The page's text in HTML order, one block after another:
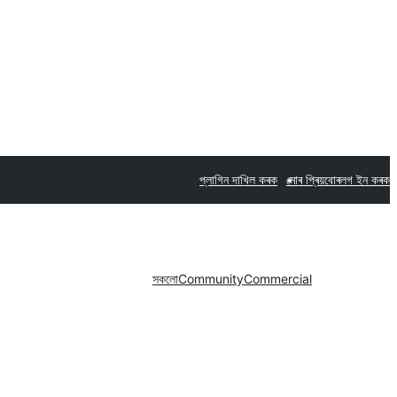
প্লাগিন দাখিল কৰক মোৰ প্ৰিয়বোৰলগ ইন কৰক
সকলোCommunityCommercial